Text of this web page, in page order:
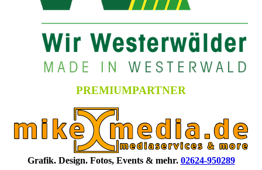
PREMIUMPARTNER
Grafik. Design. Fotos, Events & mehr. 02624-950289